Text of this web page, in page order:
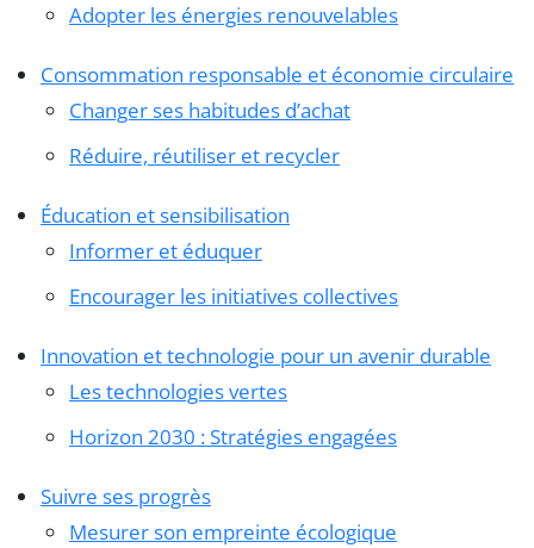
Adopter les énergies renouvelables
Consommation responsable et économie circulaire
Changer ses habitudes d’achat
Réduire, réutiliser et recycler
Éducation et sensibilisation
Informer et éduquer
Encourager les initiatives collectives
Innovation et technologie pour un avenir durable
Les technologies vertes
Horizon 2030 : Stratégies engagées
Suivre ses progrès
Mesurer son empreinte écologique